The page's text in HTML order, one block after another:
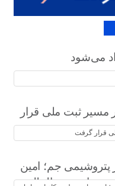
می‌شود
لامرد در مسیر ثبت ملی قرار
پتروشیمی جم؛ امین
و امور بین‌الملل